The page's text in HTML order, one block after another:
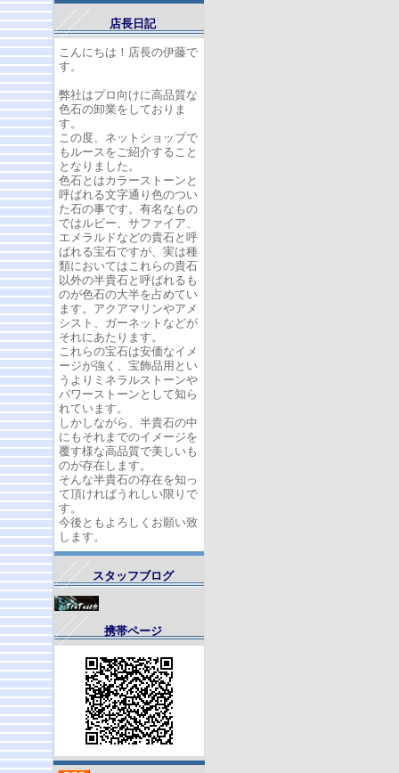
店長日記
こんにちは！店長の伊藤で
す。
弊社はプロ向けに高品質な
色石の卸業をしておりま
す。
この度、ネットショップで
もルースをご紹介すること
となりました。
色石とはカラーストーンと
呼ばれる文字通り色のつい
た石の事です。有名なもの
ではルビー、サファイア、
エメラルドなどの貴石と呼
ばれる宝石ですが、実は種
類においてはこれらの貴石
以外の半貴石と呼ばれるも
のが色石の大半を占めてい
ます。アクアマリンやアメ
シスト、ガーネットなどが
それにあたります。
これらの宝石は安価なイメ
ージが強く、宝飾品用とい
うよりミネラルストーンや
パワーストーンとして知ら
れています。
しかしながら、半貴石の中
にもそれまでのイメージを
覆す様な高品質で美しいも
のが存在します。
そんな半貴石の存在を知っ
て頂ければうれしい限りで
す。
今後ともよろしくお願い致
します。
スタッフブログ
携帯ページ